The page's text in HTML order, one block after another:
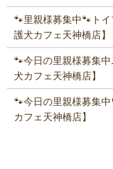
🐾里親様募集中🐾ト
護犬カフェ天神橋店】
🐾今日の里親様募集
犬カフェ天神橋店】
🐾今日の里親様募集
カフェ天神橋店】